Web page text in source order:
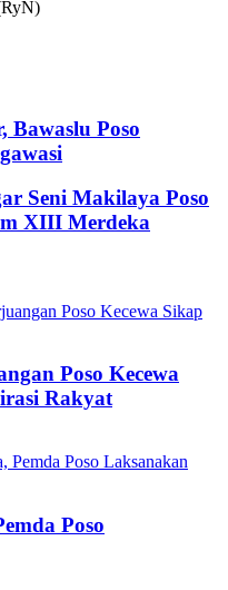
Poso
Seni Makilaya Poso
XIII Merdeka
Poso Kecewa
Rakyat
Poso